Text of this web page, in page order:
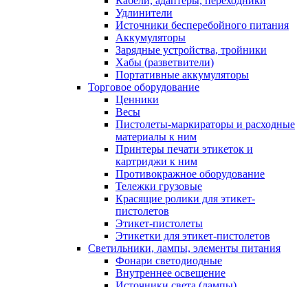
Удлинители
Источники бесперебойного питания
Аккумуляторы
Зарядные устройства, тройники
Хабы (разветвители)
Портативные аккумуляторы
Торговое оборудование
Ценники
Весы
Пистолеты-маркираторы и расходные
материалы к ним
Принтеры печати этикеток и
картриджи к ним
Противокражное оборудование
Тележки грузовые
Красящие ролики для этикет-
пистолетов
Этикет-пистолеты
Этикетки для этикет-пистолетов
Светильники, лампы, элементы питания
Фонари светодиодные
Внутреннее освещение